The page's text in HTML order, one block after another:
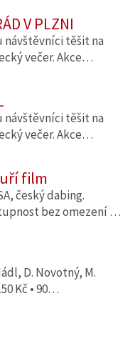
V PLZNI
návštěvníci těšit na
večer. Akce…
návštěvníci těšit na
večer. Akce…
film
český dabing.
bez omezení …
D. Novotný, M.
Kč • 90…